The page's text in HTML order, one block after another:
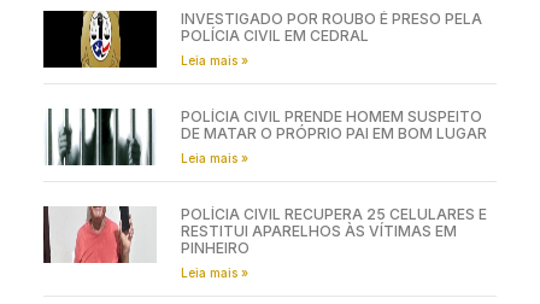
INVESTIGADO POR ROUBO É PRESO PELA
POLÍCIA CIVIL EM CEDRAL
Leia mais »
POLÍCIA CIVIL PRENDE HOMEM SUSPEITO
DE MATAR O PRÓPRIO PAI EM BOM LUGAR
Leia mais »
POLÍCIA CIVIL RECUPERA 25 CELULARES E
RESTITUI APARELHOS ÀS VÍTIMAS EM
PINHEIRO
Leia mais »